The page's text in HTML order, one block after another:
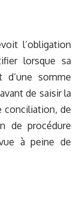
l’obligation
lorsque sa
d’une somme
de saisir la
conciliation, de
de procédure
à peine de